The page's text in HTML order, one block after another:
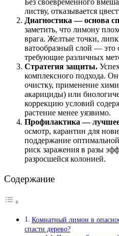
листву, отказывается
Диагностика — основа
заметить, что лимону
врага. Желтые точки,
ватообразный слой — это
требующие различных
Стратегия защиты.
комплексного подхода.
очистку, применение
акарициды) или
коррекцию условий
растение менее уязвимо.
Профилактика — лучшее
осмотр, карантин для
поддержание
риск заражения в разы
разросшейся колонией.
Содержание
Комнатный лимон в
спасти дерево?